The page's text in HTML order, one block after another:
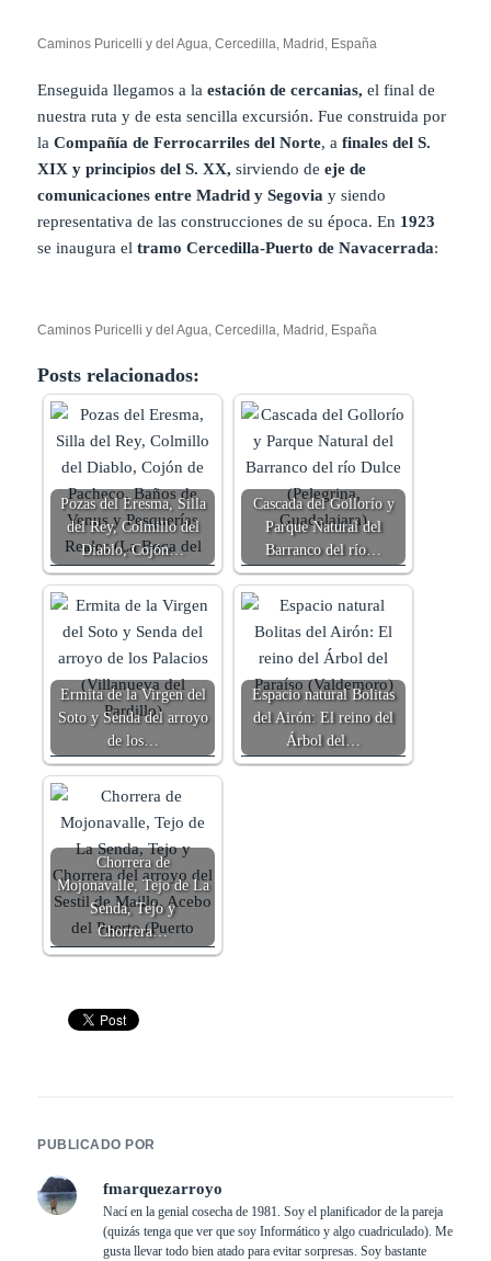
Caminos Puricelli y del Agua, Cercedilla, Madrid, España
Enseguida llegamos a laestación de cercanias, el final de
nuestra ruta y de esta sencilla excursión. Fue construida por
la Compañía de Ferrocarriles del Norte, afinales del S.
XIX y principios del S. XX, sirviendo deeje de
comunicaciones entre Madrid y Segovia y siendo
representativa de las construcciones de su época. En 1923
se inaugura eltramo Cercedilla-Puerto de Navacerrada:
Caminos Puricelli y del Agua, Cercedilla, Madrid, España
Posts relacionados:
Pozas del Eresma, Silla
del Rey, Colmillo del
Diablo, Cojón…
Cascada del Gollorío y
Parque Natural del
Barranco del río…
Ermita de la Virgen del
Soto y Senda del arroyo
de los…
Espacio natural Bolitas
del Airón: El reino del
Árbol del…
Chorrera de
Mojonavalle, Tejo de La
Senda, Tejo y
Chorrera…
PUBLICADO POR
fmarquezarroyo
Nací en la genial cosecha de 1981. Soy el planificador de la pareja
(quizás tenga que ver que soy Informático y algo cuadriculado). Me
gusta llevar todo bien atado para evitar sorpresas. Soy bastante